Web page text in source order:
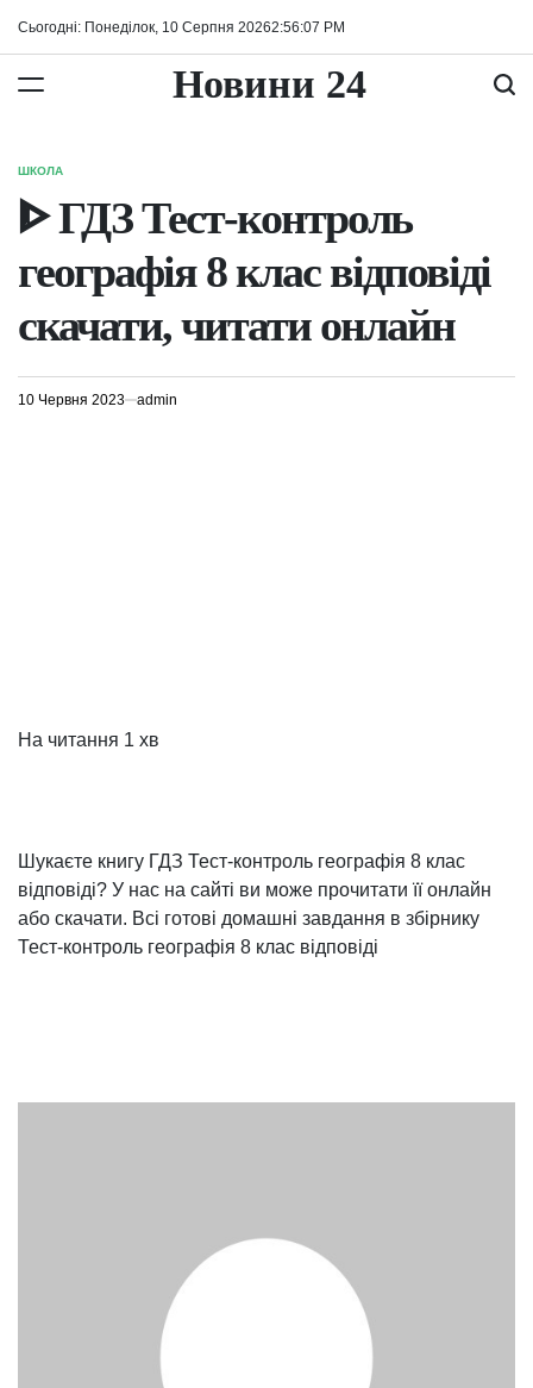
Сьогодні: Понеділок, 10 Серпня 20262:56:07 PM
Новини 24
ОПУБЛІКУВАТИ
У
ШКОЛА
ᐈ ГДЗ Тест-контроль
географія 8 клас відповіді
скачати, читати онлайн
10 Червня 2023 admin
На читання 1 хв
Шукаєте книгу ГДЗ Тест-контроль географія 8 клас
відповіді? У нас на сайті ви може прочитати її онлайн
або скачати. Всі готові домашні завдання в збірнику
Тест-контроль географія 8 клас відповіді